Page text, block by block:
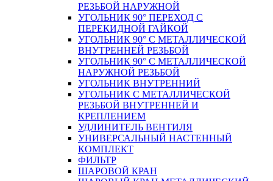
РЕЗЬБОЙ НАРУЖНОЙ
УГОЛЬНИК 90° ПЕРЕХОД С
ПЕРЕКИДНОЙ ГАЙКОЙ
УГОЛЬНИК 90° С МЕТАЛЛИЧЕСКОЙ
ВНУТРЕННEЙ РЕЗЬБОЙ
УГОЛЬНИК 90° С МЕТАЛЛИЧЕСКОЙ
НАРУЖНОЙ РЕЗЬБОЙ
УГОЛЬНИК ВНУТРЕННИЙ
УГОЛЬНИК С МЕТАЛЛИЧЕСКОЙ
РЕЗЬБОЙ ВНУТРЕННЕЙ И
КРЕПЛЕНИЕМ
УДЛИНИТЕЛЬ ВЕНТИЛЯ
УНИВЕРСАЛЬНЫЙ НАСТЕННЫЙ
КОМПЛЕКТ
ФИЛЬТР
ШАРОВОЙ КРАН